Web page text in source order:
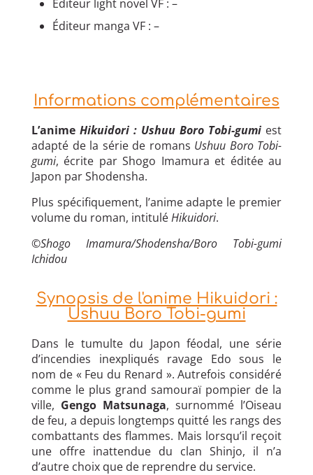
Éditeur light novel VF : –
Éditeur manga VF : –
Informations complémentaires
L’anime Hikuidori : Ushuu Boro Tobi-gumi est
adapté de la série de romans Ushuu Boro Tobi-
gumi, écrite par Shogo Imamura et éditée au
Japon par Shodensha.
Plus spécifiquement, l’anime adapte le premier
volume du roman, intituléHikuidori.
©Shogo Imamura/Shodensha/Boro Tobi-gumi
Ichidou
Synopsis de l'anime Hikuidori :
Ushuu Boro Tobi-gumi
Dans le tumulte du Japon féodal, une série
d’incendies inexpliqués ravage Edo sous le
nom de « Feu du Renard ». Autrefois considéré
comme le plus grand samouraï pompier de la
ville, Gengo Matsunaga, surnommé l’Oiseau
de feu, a depuis longtemps quitté les rangs des
combattants des flammes. Mais lorsqu’il reçoit
une offre inattendue du clan Shinjo, il n’a
d’autre choix que de reprendre du service.